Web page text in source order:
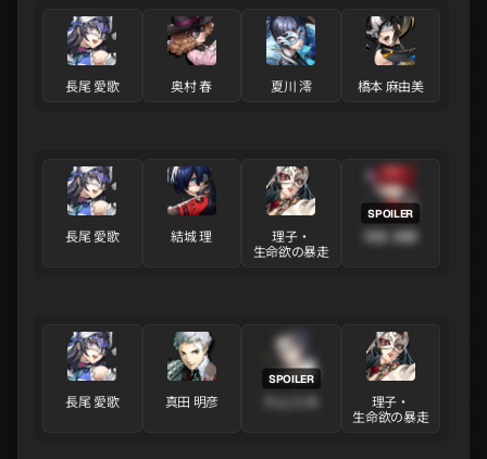
長尾 愛歌 奥村 春 夏川 澪 橋本 麻由美
長尾 愛歌 結城 理
理子・
生命欲の暴走
桐条 美鶴
長尾 愛歌 真田 明彦
理子・
生命欲の暴走